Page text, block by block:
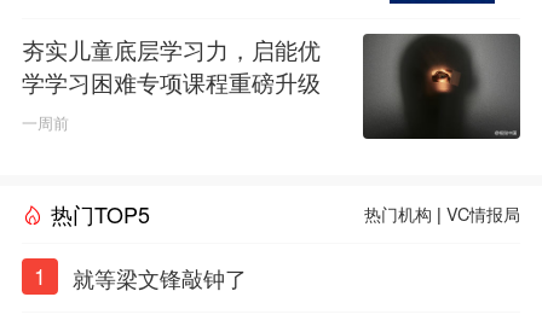
夯实儿童底层学习力，启能优
学学习困难专项课程重磅升级
一周前
热门TOP5 热门机构 |VC情报局
1 就等梁文锋敲钟了